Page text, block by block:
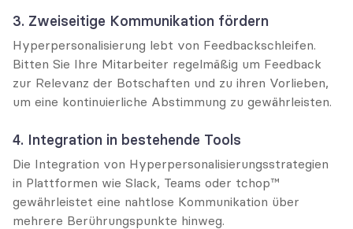
3. Zweiseitige Kommunikation fördern
Hyperpersonalisierung lebt von Feedbackschleifen.
Bitten Sie Ihre Mitarbeiter regelmäßig um Feedback
zur Relevanz der Botschaften und zu ihren Vorlieben,
um eine kontinuierliche Abstimmung zu gewährleisten.
4. Integration in bestehende Tools
Die Integration von Hyperpersonalisierungsstrategien
in Plattformen wie Slack, Teams oder tchop™
gewährleistet eine nahtlose Kommunikation über
mehrere Berührungspunkte hinweg.